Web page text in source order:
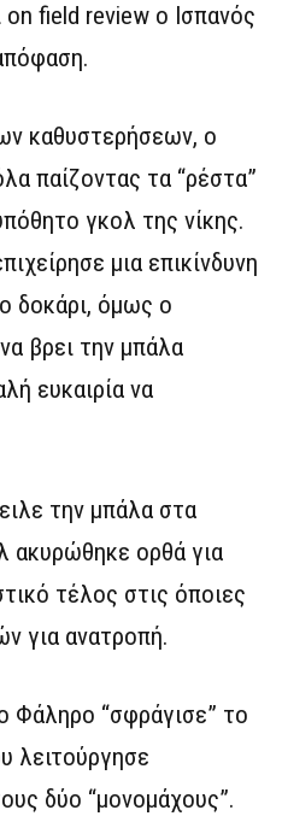
field review o Ισπανός
καθυστερήσεων, ο
παίζοντας τα “ρέστα”
γκολ της νίκης.
μια επικίνδυνη
δοκάρι, όμως ο
βρει την μπάλα
ευκαιρία να
την μπάλα στα
ακυρώθηκε ορθά για
τέλος στις όποιες
για ανατροπή.
Φάληρο “σφράγισε” το
λειτούργησε
δύο “μονομάχους”.